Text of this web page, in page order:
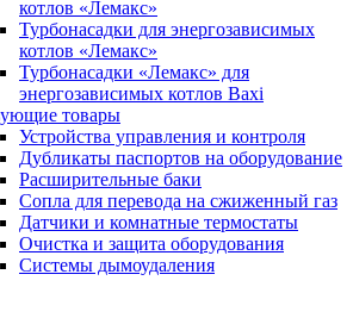
котлов «Лемакс»
Турбонасадки для энергозависимых
котлов «Лемакс»
Турбонасадки «Лемакс» для
энергозависимых котлов Baxi
товары
Устройства управления и контроля
Дубликаты паспортов на оборудование
Расширительные баки
Сопла для перевода на сжиженный газ
Датчики и комнатные термостаты
Очистка и защита оборудования
Системы дымоудаления